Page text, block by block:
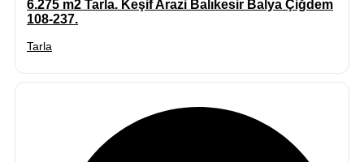
6.275 m2 Tarla. Keşif Arazi Balıkesir Balya Çiğdem
108-237.
Tarla